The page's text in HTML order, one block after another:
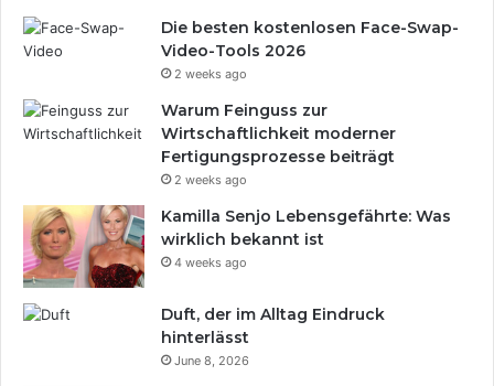
Die besten kostenlosen Face-Swap-
Video-Tools 2026
2 weeks ago
Warum Feinguss zur
Wirtschaftlichkeit moderner
Fertigungsprozesse beiträgt
2 weeks ago
Kamilla Senjo Lebensgefährte: Was
wirklich bekannt ist
4 weeks ago
Duft, der im Alltag Eindruck
hinterlässt
June 8, 2026